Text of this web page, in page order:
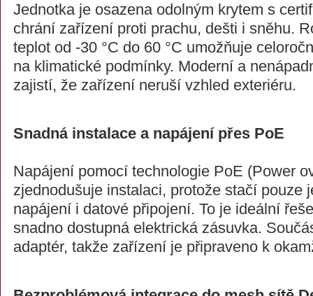
Jednotka je osazena odolným krytem s
chrání zařízení proti prachu, dešti i sněhu.
teplot od -30 °C do 60 °C umožňuje
na klimatické podmínky. Moderní a
zajistí, že zařízení neruší vzhled exteriéru.
Snadná instalace a napájení přes PoE
Napájení pomocí technologie PoE (Power
zjednodušuje instalaci, protože stačí pouze
napájení i datové připojení. To je ideální
snadno dostupná elektrická zásuvka.
adaptér, takže zařízení je připraveno k